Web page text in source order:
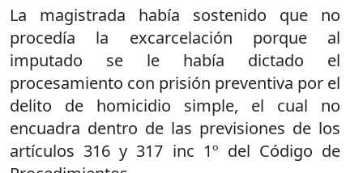
La magistrada había sostenido que no
procedía la excarcelación porque al
imputado se le había dictado el
procesamiento con prisión preventiva por el
delito de homicidio simple, el cual no
encuadra dentro de las previsiones de los
artículos 316 y 317 inc 1º del Código de